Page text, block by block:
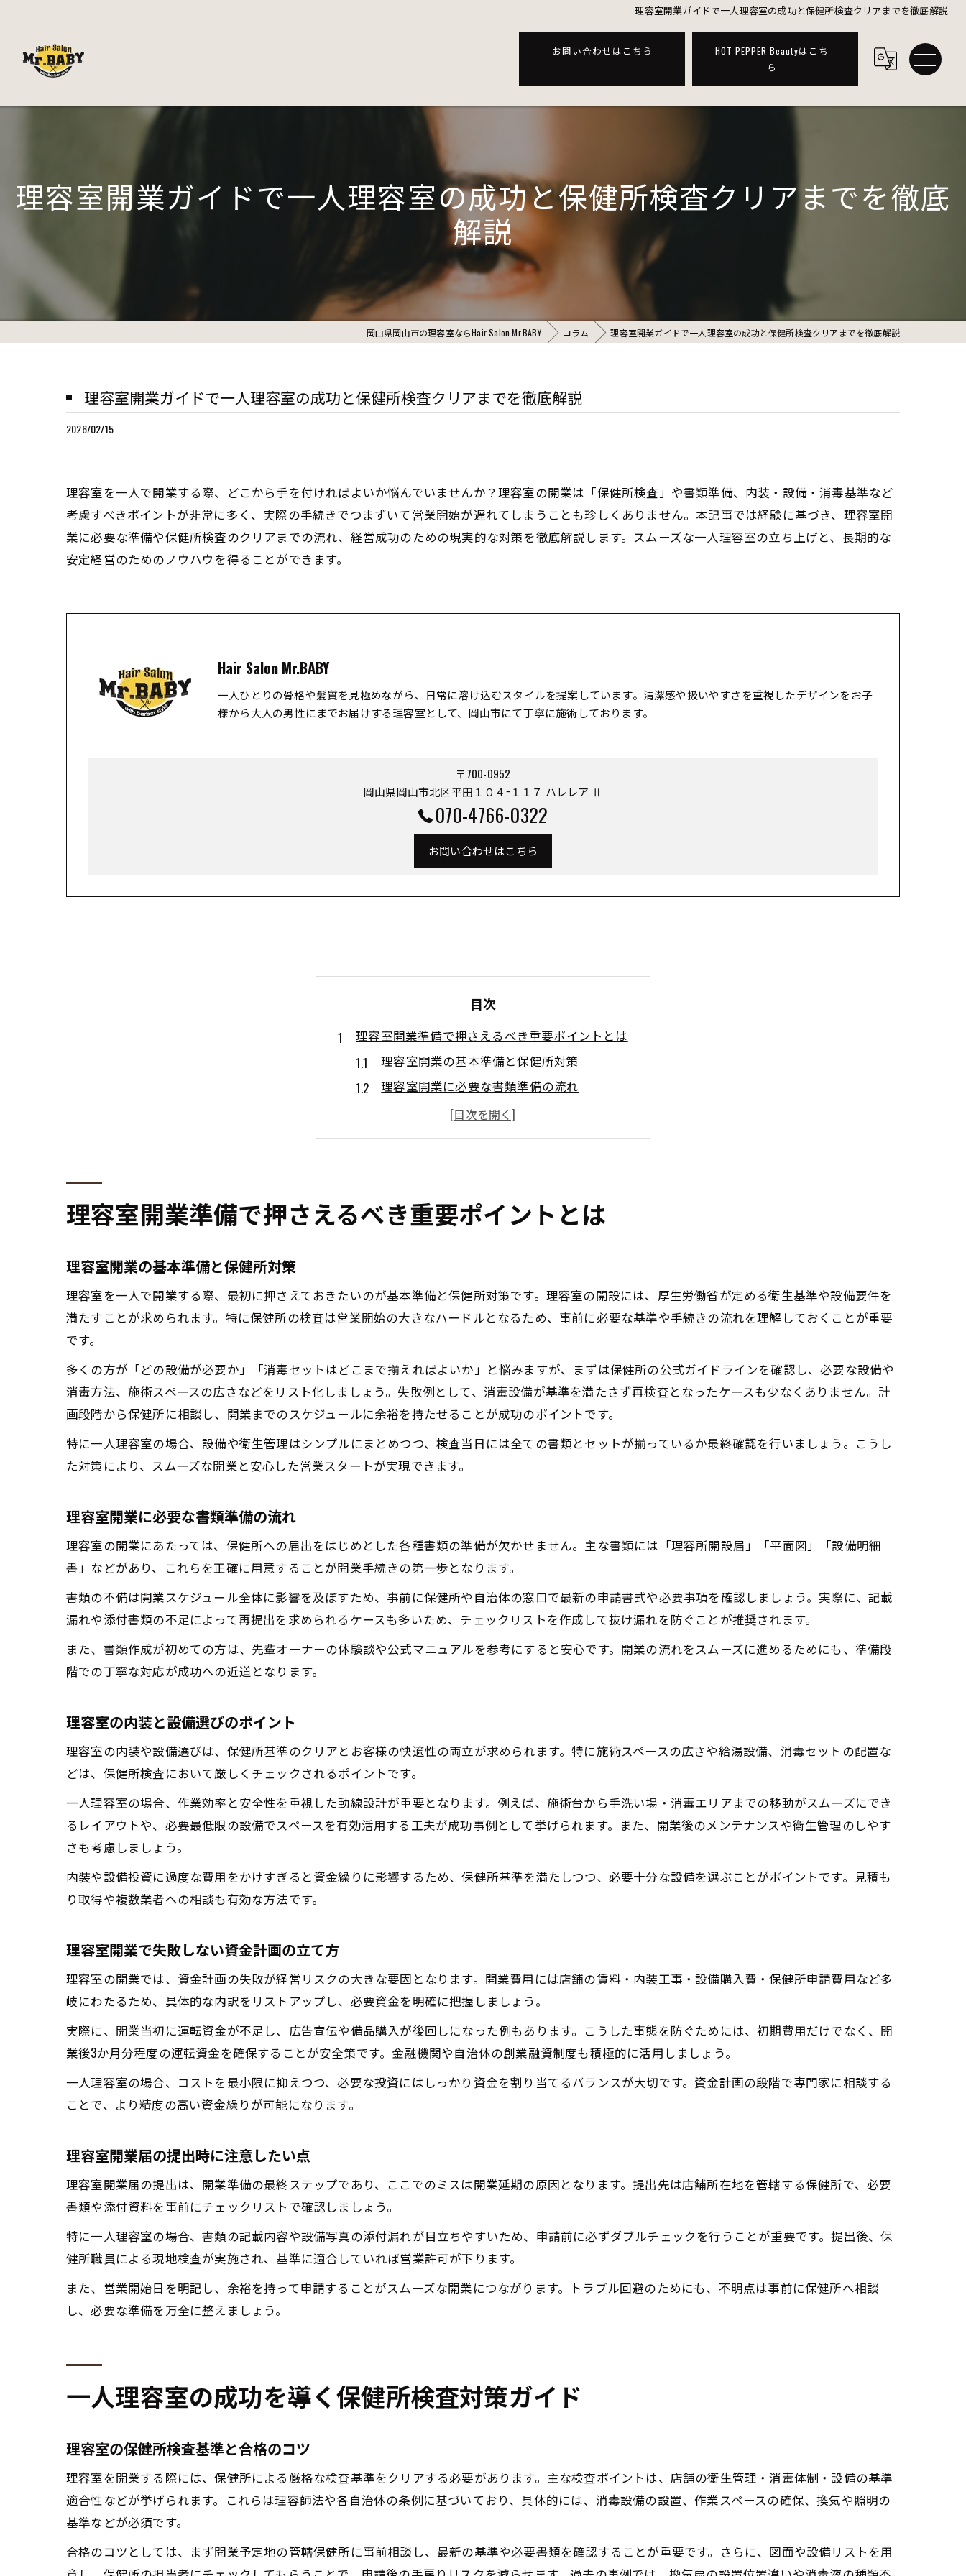
理容室開業ガイドで一人理容室の成功と保健所検査クリアまでを徹底解説
お問い合わせはこちら
HOT PEPPER Beautyはこち
ら
理容室開業ガイドで一人理容室の成功と保健所検査クリアまでを徹底
解説
岡山県岡山市の理容室ならHair Salon Mr.BABY コラム 理容室開業ガイドで一人理容室の成功と保健所検査クリアまでを徹底解説
理容室開業ガイドで一人理容室の成功と保健所検査クリアまでを徹底解説
2026/02/15
理容室を一人で開業する際、どこから手を付ければよいか悩んでいませんか？理容室の開業は「保健所検査」や書類準備、内装・設備・消毒基準など
考慮すべきポイントが非常に多く、実際の手続きでつまずいて営業開始が遅れてしまうことも珍しくありません。本記事では経験に基づき、理容室開
業に必要な準備や保健所検査のクリアまでの流れ、経営成功のための現実的な対策を徹底解説します。スムーズな一人理容室の立ち上げと、長期的な
安定経営のためのノウハウを得ることができます。
Hair Salon Mr.BABY
一人ひとりの骨格や髪質を見極めながら、日常に溶け込むスタイルを提案しています。清潔感や扱いやすさを重視したデザインをお子
様から大人の男性にまでお届けする理容室として、岡山市にて丁寧に施術しております。
〒700-0952
岡山県岡山市北区平田１０４−１１７ ハレレア Ⅱ
070-4766-0322
お問い合わせはこちら
目次
理容室開業準備で押さえるべき重要ポイントとは
理容室開業の基本準備と保健所対策
理容室開業に必要な書類準備の流れ
理容室の内装と設備選びのポイント
理容室開業で失敗しない資金計画の立て方
理容室の保健所検査基準と合格のコツ
理容室保健所検査で指摘されやすい事例
理容室の消毒と衛生管理で合格を目指す
理容室開業届の作成と提出手順
理容室の営業開始に向けた申請の流れ
保健所への理容室開業手続き徹底解説
理容室開業後の必要な届け出と注意点
理容室開業から営業までのスケジュール
理容室設備基準と整備で失敗しない方法
理容室開業を成功させる設備投資計画
理容室の保健所検査に合わせた設備選び
理容室開業で必要な設備と消毒セット
保健所による理容室検査を乗り越えるための知恵
理容室検査で失敗しない当日の注意点
理容室経営で失敗しない資金管理術
理容室開業準備で押さえるべき重要ポイントとは
理容室開業の基本準備と保健所対策
理容室を一人で開業する際、最初に押さえておきたいのが基本準備と保健所対策です。理容室の開設には、厚生労働省が定める衛生基準や設備要件を
満たすことが求められます。特に保健所の検査は営業開始の大きなハードルとなるため、事前に必要な基準や手続きの流れを理解しておくことが重要
です。
多くの方が「どの設備が必要か」「消毒セットはどこまで揃えればよいか」と悩みますが、まずは保健所の公式ガイドラインを確認し、必要な設備や
消毒方法、施術スペースの広さなどをリスト化しましょう。失敗例として、消毒設備が基準を満たさず再検査となったケースも少なくありません。計
画段階から保健所に相談し、開業までのスケジュールに余裕を持たせることが成功のポイントです。
特に一人理容室の場合、設備や衛生管理はシンプルにまとめつつ、検査当日には全ての書類とセットが揃っているか最終確認を行いましょう。こうし
た対策により、スムーズな開業と安心した営業スタートが実現できます。
理容室開業に必要な書類準備の流れ
理容室の開業にあたっては、保健所への届出をはじめとした各種書類の準備が欠かせません。主な書類には「理容所開設届」「平面図」「設備明細
書」などがあり、これらを正確に用意することが開業手続きの第一歩となります。
書類の不備は開業スケジュール全体に影響を及ぼすため、事前に保健所や自治体の窓口で最新の申請書式や必要事項を確認しましょう。実際に、記載
漏れや添付書類の不足によって再提出を求められるケースも多いため、チェックリストを作成して抜け漏れを防ぐことが推奨されます。
また、書類作成が初めての方は、先輩オーナーの体験談や公式マニュアルを参考にすると安心です。開業の流れをスムーズに進めるためにも、準備段
階での丁寧な対応が成功への近道となります。
理容室の内装と設備選びのポイント
理容室の内装や設備選びは、保健所基準のクリアとお客様の快適性の両立が求められます。特に施術スペースの広さや給湯設備、消毒セットの配置な
どは、保健所検査において厳しくチェックされるポイントです。
一人理容室の場合、作業効率と安全性を重視した動線設計が重要となります。例えば、施術台から手洗い場・消毒エリアまでの移動がスムーズにでき
るレイアウトや、必要最低限の設備でスペースを有効活用する工夫が成功事例として挙げられます。また、開業後のメンテナンスや衛生管理のしやす
さも考慮しましょう。
内装や設備投資に過度な費用をかけすぎると資金繰りに影響するため、保健所基準を満たしつつ、必要十分な設備を選ぶことがポイントです。見積も
り取得や複数業者への相談も有効な方法です。
理容室開業で失敗しない資金計画の立て方
理容室の開業では、資金計画の失敗が経営リスクの大きな要因となります。開業費用には店舗の賃料・内装工事・設備購入費・保健所申請費用など多
岐にわたるため、具体的な内訳をリストアップし、必要資金を明確に把握しましょう。
実際に、開業当初に運転資金が不足し、広告宣伝や備品購入が後回しになった例もあります。こうした事態を防ぐためには、初期費用だけでなく、開
業後3か月分程度の運転資金を確保することが安全策です。金融機関や自治体の創業融資制度も積極的に活用しましょう。
一人理容室の場合、コストを最小限に抑えつつ、必要な投資にはしっかり資金を割り当てるバランスが大切です。資金計画の段階で専門家に相談する
ことで、より精度の高い資金繰りが可能になります。
理容室開業届の提出時に注意したい点
理容室開業届の提出は、開業準備の最終ステップであり、ここでのミスは開業延期の原因となります。提出先は店舗所在地を管轄する保健所で、必要
書類や添付資料を事前にチェックリストで確認しましょう。
特に一人理容室の場合、書類の記載内容や設備写真の添付漏れが目立ちやすいため、申請前に必ずダブルチェックを行うことが重要です。提出後、保
健所職員による現地検査が実施され、基準に適合していれば営業許可が下ります。
また、営業開始日を明記し、余裕を持って申請することがスムーズな開業につながります。トラブル回避のためにも、不明点は事前に保健所へ相談
し、必要な準備を万全に整えましょう。
一人理容室の成功を導く保健所検査対策ガイド
理容室の保健所検査基準と合格のコツ
理容室を開業する際には、保健所による厳格な検査基準をクリアする必要があります。主な検査ポイントは、店舗の衛生管理・消毒体制・設備の基準
適合性などが挙げられます。これらは理容師法や各自治体の条例に基づいており、具体的には、消毒設備の設置、作業スペースの確保、換気や照明の
基準などが必須です。
合格のコツとしては、まず開業予定地の管轄保健所に事前相談し、最新の基準や必要書類を確認することが重要です。さらに、図面や設備リストを用
ご予約はこちら
ご予約はこちら